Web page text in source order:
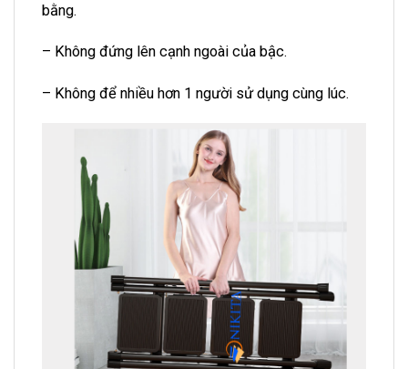
bằng.
– Không đứng lên cạnh ngoài của bậc.
– Không để nhiều hơn 1 người sử dụng cùng lúc.